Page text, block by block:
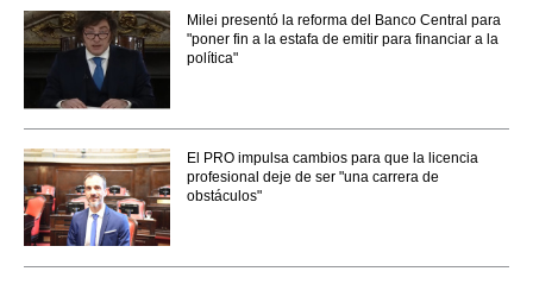
Milei presentó la reforma del Banco Central para
"poner fin a la estafa de emitir para financiar a la
política"
El PRO impulsa cambios para que la licencia
profesional deje de ser "una carrera de
obstáculos"